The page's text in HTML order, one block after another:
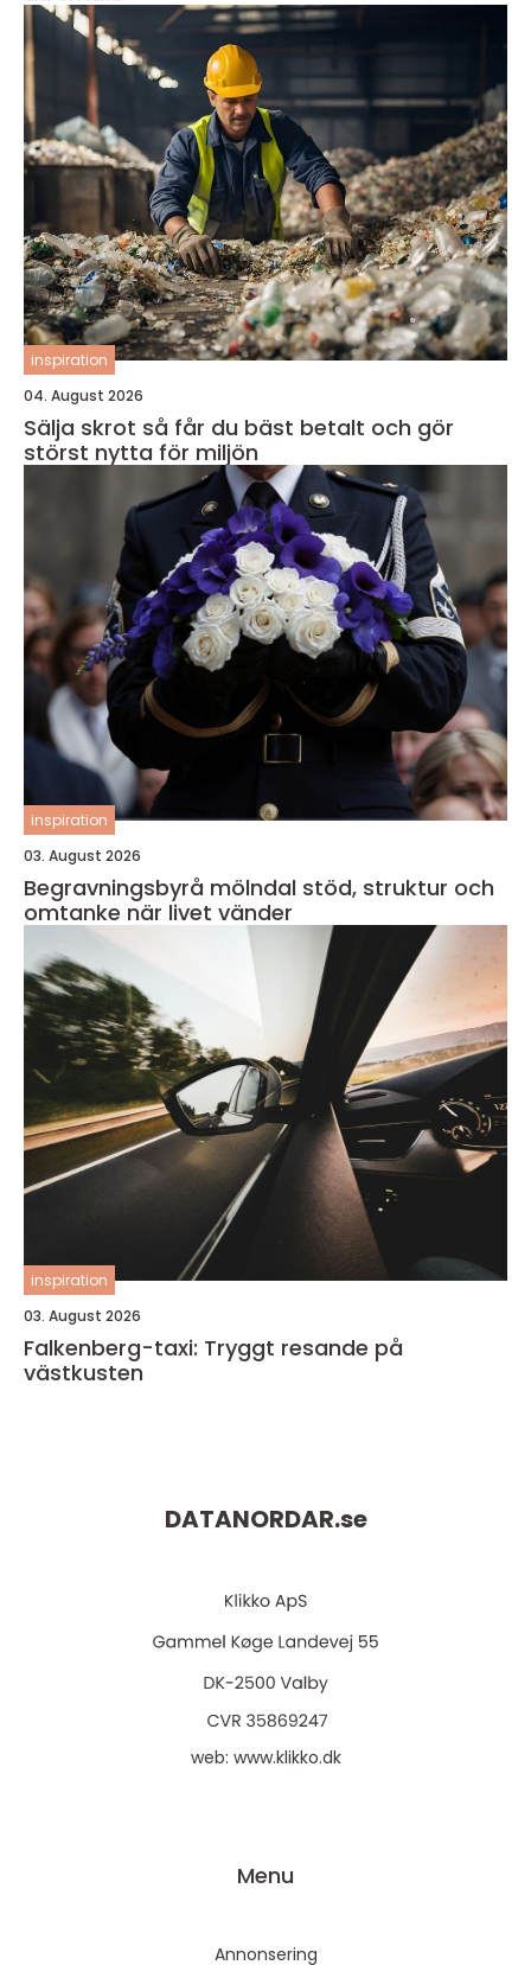
inspiration
04. August 2026
Sälja skrot så får du bäst betalt och gör
störst nytta för miljön
inspiration
03. August 2026
Begravningsbyrå mölndal stöd, struktur och
omtanke när livet vänder
inspiration
03. August 2026
Falkenberg-taxi: Tryggt resande på
västkusten
DATANORDAR.se
web: www.klikko.dk
Menu
Annonsering